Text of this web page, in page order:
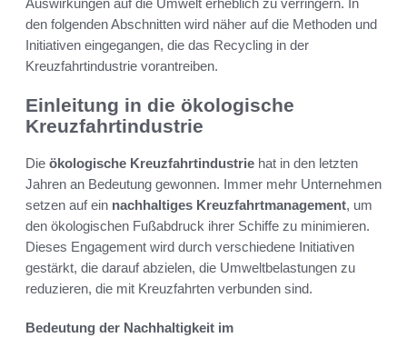
Auswirkungen auf die Umwelt erheblich zu verringern. In
den folgenden Abschnitten wird näher auf die Methoden und
Initiativen eingegangen, die das Recycling in der
Kreuzfahrtindustrie vorantreiben.
Einleitung in die ökologische
Kreuzfahrtindustrie
Die ökologische Kreuzfahrtindustrie hat in den letzten
Jahren an Bedeutung gewonnen. Immer mehr Unternehmen
setzen auf ein nachhaltiges Kreuzfahrtmanagement, um
den ökologischen Fußabdruck ihrer Schiffe zu minimieren.
Dieses Engagement wird durch verschiedene Initiativen
gestärkt, die darauf abzielen, die Umweltbelastungen zu
reduzieren, die mit Kreuzfahrten verbunden sind.
Bedeutung der Nachhaltigkeit im